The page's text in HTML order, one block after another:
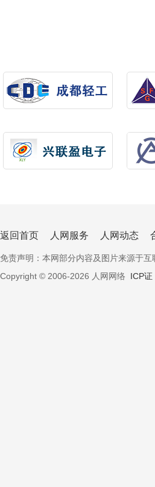
返回首页 人网服务 人网动态
免责声明：本网部分内容及图片来源于
Copyright © 2006-2026 人网网络 ICP